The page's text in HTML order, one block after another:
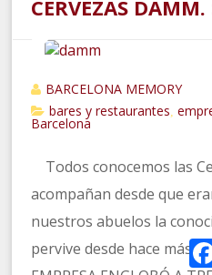
CERVEZAS
BARCELONA MEMORY
bares y restaurantes
,
Barcelona
Todos conocemos las
acompañan desde que
nuestros abuelos la
pervive desde hace más